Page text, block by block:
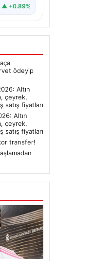
▲ +0.89%
ödeyip
Altın
çeyrek,
satış fiyatları
Altın
çeyrek,
satış fiyatları
transfer!